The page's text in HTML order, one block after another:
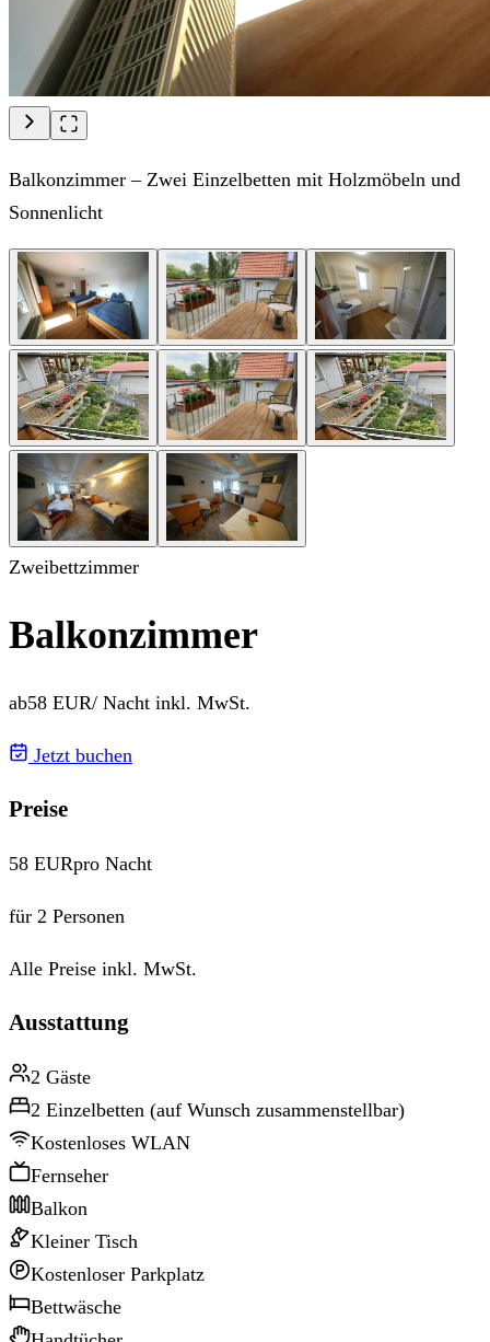
Balkonzimmer – Zwei Einzelbetten mit Holzmöbeln und
Sonnenlicht
Zweibettzimmer
Balkonzimmer
ab58 EUR/ Nacht inkl. MwSt.
Jetzt buchen
Preise
58 EURpro Nacht
für 2 Personen
Alle Preise inkl. MwSt.
Ausstattung
2 Gäste
2 Einzelbetten (auf Wunsch zusammenstellbar)
Kostenloses WLAN
Fernseher
Balkon
Kleiner Tisch
Kostenloser Parkplatz
Bettwäsche